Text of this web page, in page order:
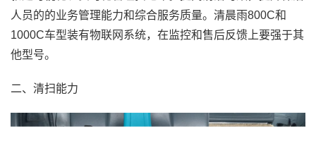
人员的的业务管理能力和综合服务质量。清晨雨800C和
1000C车型装有物联网系统，在监控和售后反馈上要强于其
他型号。
二、清扫能力